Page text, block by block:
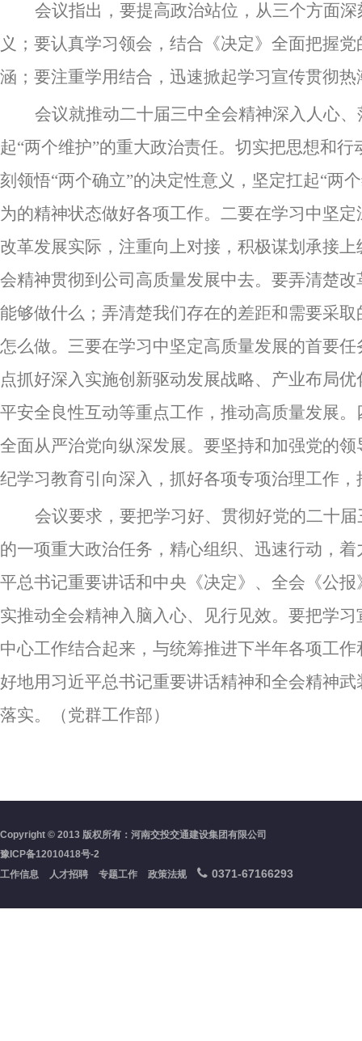
会议指出，要提高政治站位，从三个方面
义；要认真学习领会，结合《决定》全面把握
涵；要注重学用结合，迅速掀起学习宣传贯彻热
会议就推动二十届三中全会精神深入人心
起“两个维护”的重大政治责任。切实把思想和
刻领悟“两个确立”的决定性意义，坚定扛起“两
为的精神状态做好各项工作。二要在学习中坚
改革发展实际，注重向上对接，积极谋划承接
会精神贯彻到公司高质量发展中去。要弄清楚
能够做什么；弄清楚我们存在的差距和需要采
怎么做。三要在学习中坚定高质量发展的首要
点抓好深入实施创新驱动发展战略、产业布局
平安全良性互动等重点工作，推动高质量发展
全面从严治党向纵深发展。要坚持和加强党的
纪学习教育引向深入，抓好各项专项治理工作
会议要求，要把学习好、贯彻好党的二十
的一项重大政治任务，精心组织、迅速行动，
平总书记重要讲话和中央《决定》、全会《公
实推动全会精神入脑入心、见行见效。要把学
中心工作结合起来，与统筹推进下半年各项工
好地用习近平总书记重要讲话精神和全会精神
落实。（党群工作部）
Copyright © 2013 版权所有：河南交投交通建设集团有限公司
豫ICP备12010418号-2
工作信息
人才招聘 专题工作 政策法规 0371-67166293